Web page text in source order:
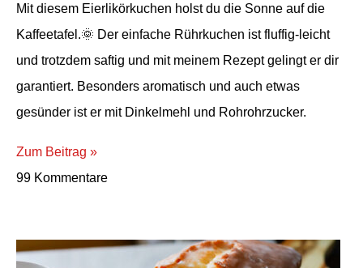
Mit diesem Eierlikörkuchen holst du die Sonne auf die
Kaffeetafel.🌞 Der einfache Rührkuchen ist fluffig-leicht
und trotzdem saftig und mit meinem Rezept gelingt er dir
garantiert. Besonders aromatisch und auch etwas
gesünder ist er mit Dinkelmehl und Rohrohrzucker.
Zum Beitrag »
99 Kommentare